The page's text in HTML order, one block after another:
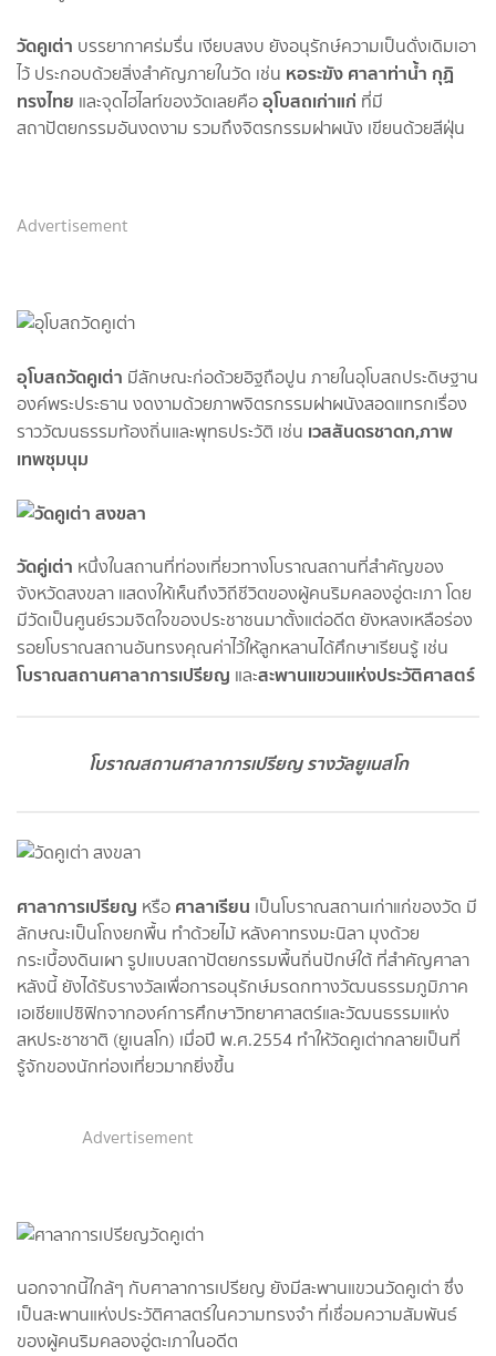
วัดคูเต่า บรรยากาศร่มรื่น เงียบสงบ ยังอนุรักษ์ความเป็นดั่งเดิมเอา
ไว้ ประกอบด้วยสิ่งสำคัญภายในวัด เช่น หอระฆัง ศาลาท่าน้ำ กุฏิ
ทรงไทย และจุดไฮไลท์ของวัดเลยคืออุโบสถเก่าแก่ ที่มี
สถาปัตยกรรมอันงดงาม รวมถึงจิตรกรรมฝาผนัง เขียนด้วยสีฝุ่น
Advertisement
อุโบสถวัดคูเต่า มีลักษณะก่อด้วยอิฐถือปูน ภายในอุโบสถประดิษฐาน
องค์พระประธาน งดงามด้วยภาพจิตรกรรมฝาผนังสอดแทรกเรื่อง
ราววัฒนธรรมท้องถิ่นและพุทธประวัติ เช่น เวสสันดรชาดก,ภาพ
เทพชุมนุม
วัดคู่เต่า หนึ่งในสถานที่ท่องเที่ยวทางโบราณสถานที่สำคัญของ
จังหวัดสงขลา แสดงให้เห็นถึงวิถีชีวิตของผู้คนริมคลองอู่ตะเภา โดย
มีวัดเป็นศูนย์รวมจิตใจของประชาชนมาตั้งแต่อดีต ยังหลงเหลือร่อง
รอยโบราณสถานอันทรงคุณค่าไว้ให้ลูกหลานได้ศึกษาเรียนรู้ เช่น
โบราณสถานศาลาการเปรียญ และสะพานแขวนแห่งประวัติศาสตร์
โบราณสถานศาลาการเปรียญ รางวัลยูเนสโก
ศาลาการเปรียญ หรือ ศาลาเรียน เป็นโบราณสถานเก่าแก่ของวัด มี
ลักษณะเป็นโถงยกพื้น ทำด้วยไม้ หลังคาทรงมะนิลา มุงด้วย
กระเบื้องดินเผา รูปแบบสถาปัตยกรรมพื้นถิ่นปักษ์ใต้ ที่สำคัญศาลา
หลังนี้ ยังได้รับรางวัลเพื่อการอนุรักษ์มรดกทางวัฒนธรรมภูมิภาค
เอเชียแปซิฟิกจากองค์การศึกษาวิทยาศาสตร์และวัฒนธรรมแห่ง
สหประชาชาติ (ยูเนสโก) เมื่อปี พ.ศ.2554 ทำให้วัดคูเต่ากลายเป็นที่
รู้จักของนักท่องเที่ยวมากยิ่งขึ้น
Advertisement
นอกจากนี้ใกล้ๆ กับศาลาการเปรียญ ยังมีสะพานแขวนวัดคูเต่า ซึ่ง
เป็นสะพานแห่งประวัติศาสตร์ในความทรงจำ ที่เชื่อมความสัมพันธ์
ของผู้คนริมคลองอู่ตะเภาในอดีต